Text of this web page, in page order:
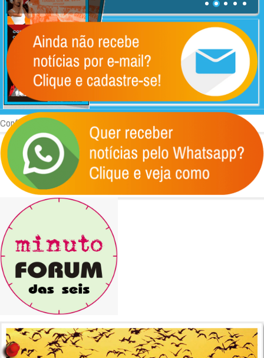
Confira um pouco da história e do funcionamento do nosso Sindicato